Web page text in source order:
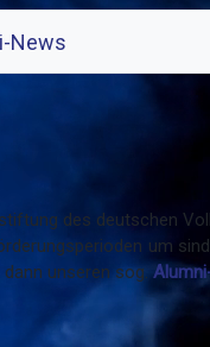
News
des deutschen
um
unseren sog.